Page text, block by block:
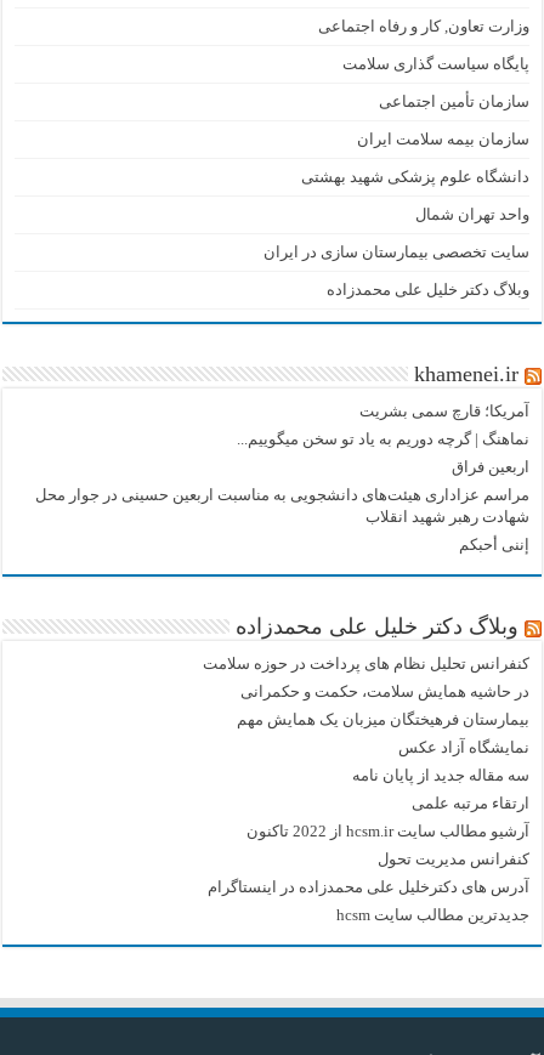
وزارت تعاون, کار و رفاه اجتماعی
پایگاه سیاست گذاری سلامت
سازمان تأمین اجتماعی
سازمان بیمه سلامت ایران
دانشگاه علوم پزشکی شهید بهشتی
واحد تهران شمال
سایت تخصصی بیمارستان سازی در ایران
وبلاگ دکتر خلیل علی محمدزاده
khamenei.ir
آمریکا؛ قارچ سمی بشریت
نماهنگ |‌ گرچه دوریم به یاد تو سخن میگوییم...
اربعین فراق
مراسم عزاداری هیئت‌های دانشجویی به مناسبت اربعین حسینی در جوار محل
شهادت رهبر شهید انقلاب
إننی أحبکم
وبلاگ دکتر خلیل علی محمدزاده
کنفرانس تحلیل نظام های پرداخت در حوزه سلامت
در حاشیه همایش سلامت، حکمت و حکمرانی
بیمارستان فرهیختگان میزبان یک همایش مهم
نمایشگاه آزاد عکس
سه مقاله جدید از پایان نامه
ارتقاء مرتبه علمی
آرشیو مطالب سایت hcsm.ir از 2022 تاکنون
کنفرانس مدیریت تحول
آدرس های دکترخلیل علی محمدزاده در اینستاگرام
جدیدترین مطالب سایت hcsm